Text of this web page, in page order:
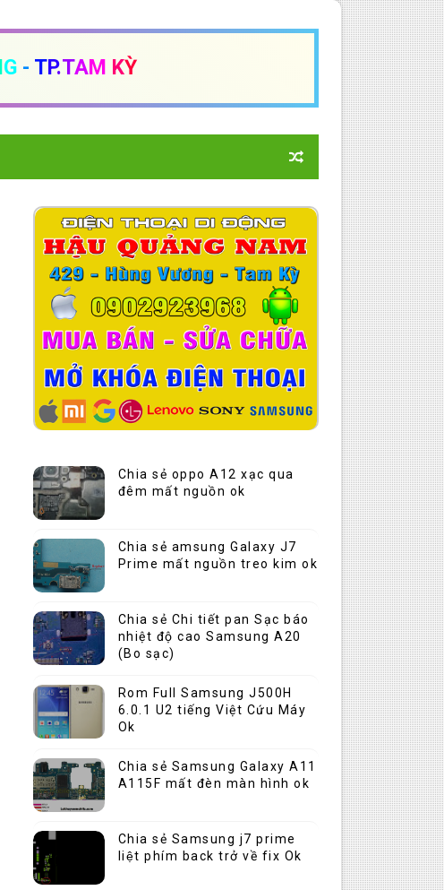
G - TP.TAM KỲ
Chia sẻ oppo A12 xạc qua
đêm mất nguồn ok
Chia sẻ amsung Galaxy J7
Prime mất nguồn treo kim ok
Chia sẻ Chi tiết pan Sạc báo
nhiệt độ cao Samsung A20
(Bo sạc)
Rom Full Samsung J500H
6.0.1 U2 tiếng Việt Cứu Máy
Ok
Chia sẻ Samsung Galaxy A11
A115F mất đèn màn hình ok
Chia sẻ Samsung j7 prime
liệt phím back trở về fix Ok